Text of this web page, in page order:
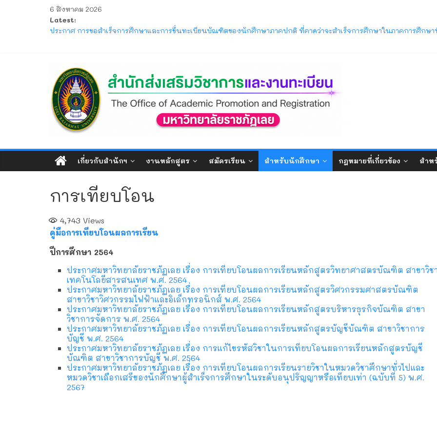
6 สิงหาคม 2026
Latest:
ประกาศ ให้นักศึกษาระดับปริญญาตรี ที่เข้าศึกษาปีการศึกษา 2569 พ้นสภาพจากการเป็นนักศึกษา ตามข้อบังคับมหาวิทยาลัยร
ประกาศ การขอสำเร็จการศึกษาและการขึ้นทะเบียนบัณฑิตของนักศึกษาภาคปกติ ที่คาดว่าจะสำเร็จการศึกษาในภาคการศึกษ
ประกาศ รับสมัครและรับรายงานตัวนักศึกษาใหม่ ระดับปริญญาตรี ภาคปกติ (รอบมหกรรมวิชาการ) ประจำปีการศึกษา 2570
สำนัก
ส่ง
เสริม
วิชาการ
และ
งาน
ทะเบียน
เกี่ยวกับสำนักฯ งานหลักสูตร สมัครเรียน สำหรับนักศึกษา กฎหมายที่เกี่ยวข้อง สำห
การเทียบโอน
4,743 Views
คู่มือการเทียบโอนผลการเรียน
ปีการศึกษา 2564
ประกาศมหาวิทยาลัยราชภัฏเลย เรื่อง การเทียบโอนผลการเรียนหลักสูตรวิทยาศาสตรบัณฑิต สาขาวิช
เทคโนโลยีสารสนเทศ พ.ศ. 2564
ประกาศมหาวิทยาลัยราชภัฏเลย เรื่อง การเทียบโอนผลการเรียนหลักสูตรวิศวกรรมศาสตรบัณฑิต
สาขาวิชาวิศวกรรมไฟฟ้าและอิเล็กทรอนิกส์ พ.ศ. 2564
ประกาศมหาวิทยาลัยราชภัฏเลย เรื่อง การเทียบโอนผลการเรียนหลักสูตรบริหารธุรกิจบัณฑิต สาขา
วิชาการจัดการ พ.ศ. 2564
ประกาศมหาวิทยาลัยราชภัฏเลย เรื่อง การเทียบโอนผลการเรียนหลักสูตรบัญชีบัณฑิต สาขาวิชาการ
บัญชี พ.ศ. 2564
ประกาศมหาวิทยาลัยราชภัฏเลย เรื่อง การแก้ไขรหัสวิชาในการเทียบโอนผลการเรียนหลักสูตรบัญชี
บัณฑิต สาขาวิชาการบัญชี พ.ศ. 2564
ประกาศมหาวิทยาลัยราชภัฏเลย เรื่อง การเทียบโอนผลการเรียนรายวิชาในหมวดวิชาศึกษาทั่วไปและ
หมวดวิชาเลือกเสรีของนักศึกษาผู้สำเร็จการศึกษาในระดับอนุปริญญาหรือเทียบเท่า (ฉบับที่ 5) พ.ศ.
2567